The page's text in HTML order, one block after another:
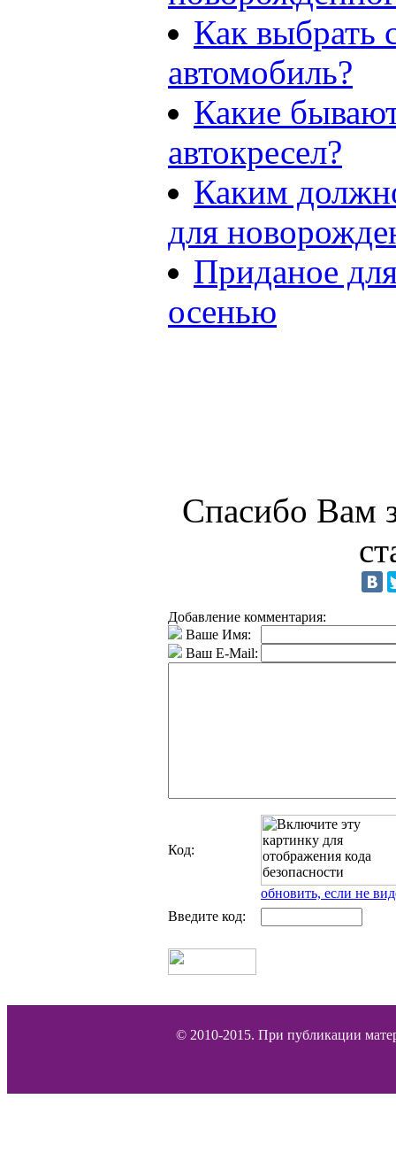
Как выбрать
автомобиль?
Какие
автокресел?
Каким
для
Приданое
осенью
Спасибо Вам
Добавление комментария:
Ваше Имя:
Ваш E-Mail:
Код:
обновить, если не
Введите код:
© 2010-2015. При публикации